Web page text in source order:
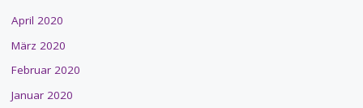
April 2020
März 2020
Februar 2020
Januar 2020